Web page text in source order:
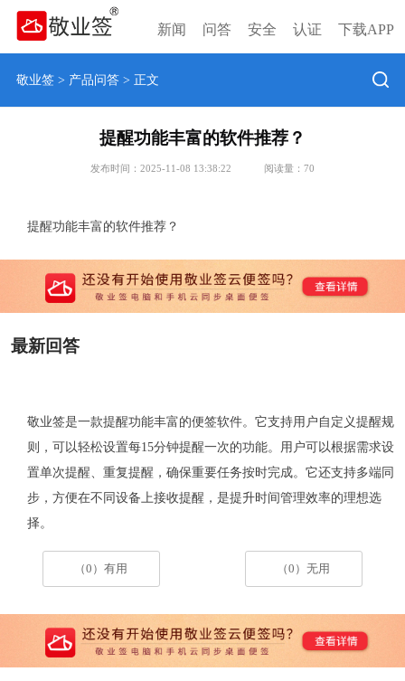
新闻 问答 安全 认证 下载APP
敬业签> 产品问答> 正文
提醒功能丰富的软件推荐？
发布时间：2025-11-08 13:38:22 阅读量： 70
提醒功能丰富的软件推荐？
最新回答
敬业签是一款提醒功能丰富的便签软件。它支持用户自定义提醒规
则，可以轻松设置每15分钟提醒一次的功能。用户可以根据需求设
置单次提醒、重复提醒，确保重要任务按时完成。它还支持多端同
步，方便在不同设备上接收提醒，是提升时间管理效率的理想选
择。
（0）有用 （0）无用